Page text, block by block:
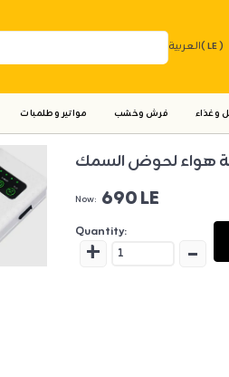
العربية( LE )
مواتير وطلمبات فرش وخشب وغذاء
Now: 690 LE
Quantity:
+ -